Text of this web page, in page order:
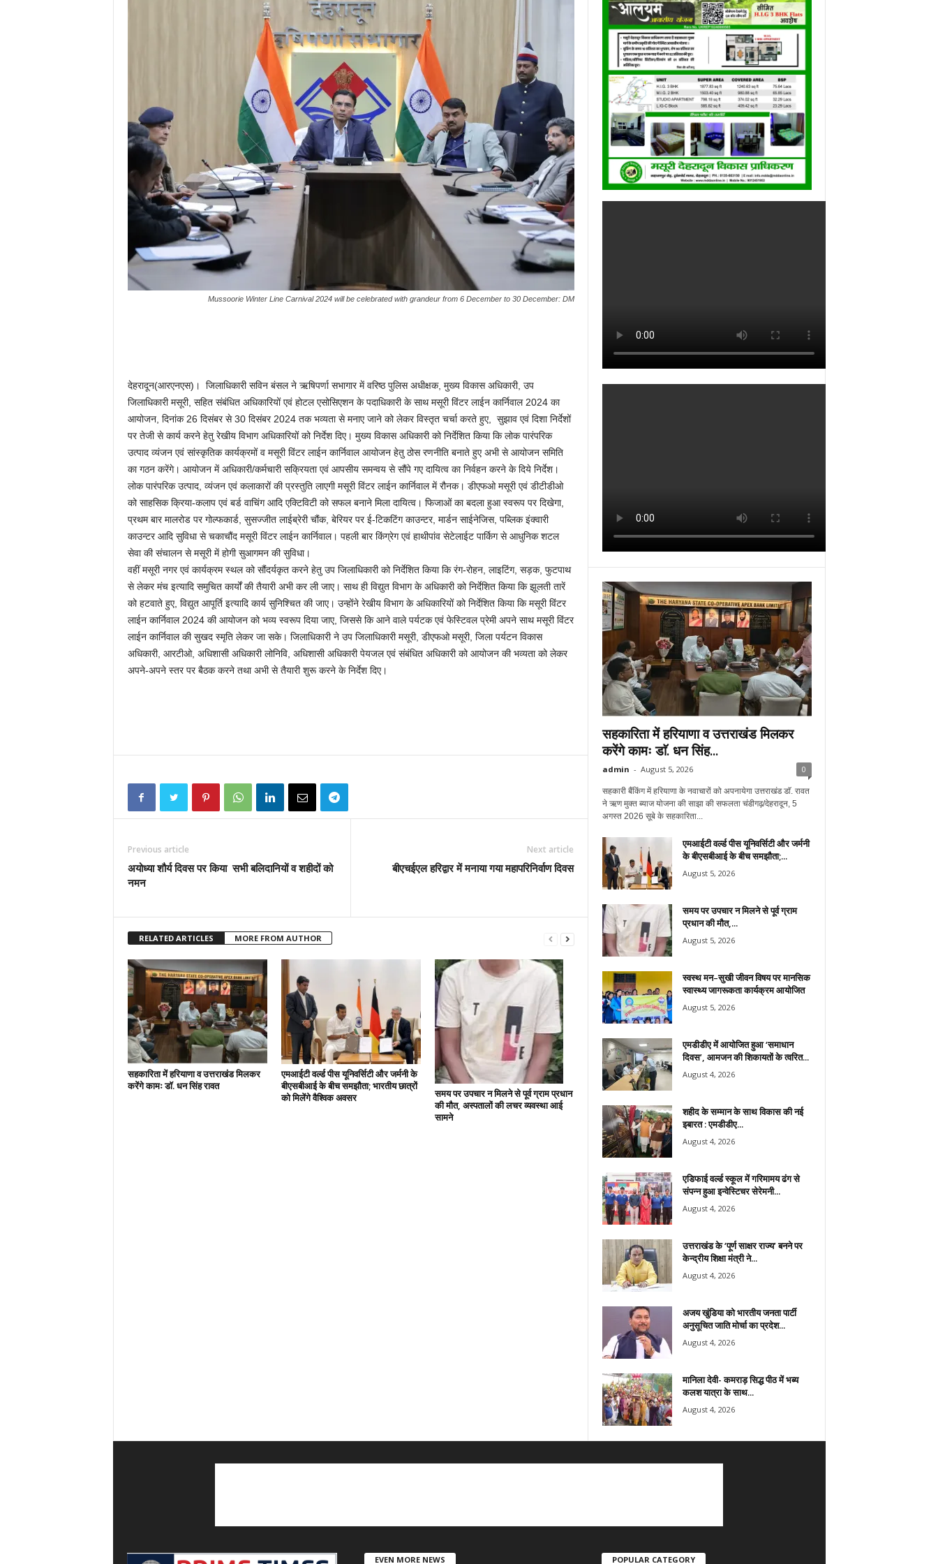
Mussoorie Winter Line Carnival 2024 will be celebrated with grandeur from 6 December to 30 December: DM
देहरादून(आरएनएस)। जिलाधिकारी सविन बंसल ने ऋषिपर्णा सभागार में वरिष्ठ पुलिस अधीक्षक, मुख्य विकास अधिकारी, उप
जिलाधिकारी मसूरी, सहित संबंधित अधिकारियों एवं होटल एसोसिएशन के पदाधिकारी के साथ मसूरी विंटर लाईन कार्निवाल 2024 का
आयोजन, दिनांक 26 दिसंबर से 30 दिसंबर 2024 तक भव्यता से मनाए जाने को लेकर विस्तृत चर्चा करते हुए, सुझाव एवं दिशा निर्देशों
पर तेजी से कार्य करने हेतु रेखीय विभाग अधिकारियों को निर्देश दिए। मुख्य विकास अधिकारी को निर्देशित किया कि लोक पारंपरिक
उत्पाद व्यंजन एवं सांस्कृतिक कार्यक्रमों व मसूरी विंटर लाईन कार्निवाल आयोजन हेतु ठोस रणनीति बनाते हुए अभी से आयोजन समिति
का गठन करेंगे। आयोजन में अधिकारी/कर्मचारी सक्रियता एवं आपसीय समन्वय से सौंपे गए दायित्व का निर्वहन करने के दिये निर्देश।
लोक पारंपरिक उत्पाद, व्यंजन एवं कलाकारों की प्रस्तुति लाएगी मसूरी विंटर लाईन कार्निवाल में रौनक। डीएफओ मसूरी एवं डीटीडीओ
को साहसिक क्रिया-कलाप एवं बर्ड वाचिंग आदि एक्टिविटी को सफल बनाने मिला दायित्व। फिजाओं का बदला हुआ स्वरूप पर दिखेगा,
प्रथम बार मालरोड पर गोल्फकार्ड, सुसज्जीत लाईब्रेरी चौंक, बेरियर पर ई-टिकटिंग काउन्टर, मार्डन साईनेजिस, पब्लिक इंक्वारी
काउन्टर आदि सुविधा से चकाचौंद मसूरी विंटर लाईन कार्निवाल। पहली बार किंग्रेग एवं हाथीपांव सेटेलाईट पार्किग से आधुनिक शटल
सेवा की संचालन से मसूरी में होगी सुआगमन की सुविधा।
वहीं मसूरी नगर एवं कार्यक्रम स्थल को सौंदर्यकृत करने हेतु उप जिलाधिकारी को निर्देशित किया कि रंग-रोहन, लाइटिंग, सड़क, फुटपाथ
से लेकर मंच इत्यादि समुचित कार्यों की तैयारी अभी कर ली जाए। साथ ही विद्युत विभाग के अधिकारी को निर्देशित किया कि झूलती तारें
को हटवाते हुए, विद्युत आपूर्ति इत्यादि कार्य सुनिश्चित की जाए। उन्होंने रेखीय विभाग के अधिकारियों को निर्देशित किया कि मसूरी विंटर
लाईन कार्निवाल 2024 की आयोजन को भव्य स्वरूप दिया जाए, जिससे कि आने वाले पर्यटक एवं फेस्टिवल प्रेमी अपने साथ मसूरी विंटर
लाईन कार्निवाल की सुखद स्मृति लेकर जा सके। जिलाधिकारी ने उप जिलाधिकारी मसूरी, डीएफओ मसूरी, जिला पर्यटन विकास
अधिकारी, आरटीओ, अधिशासी अधिकारी लोनिवि, अधिशासी अधिकारी पेयजल एवं संबंधित अधिकारी को आयोजन की भव्यता को लेकर
अपने-अपने स्तर पर बैठक करने तथा अभी से तैयारी शुरू करने के निर्देश दिए।
Previous article
अयोध्या शौर्य दिवस पर किया सभी बलिदानियों व शहीदों को
नमन
Next article
बीएचईएल हरिद्वार में मनाया गया महापरिनिर्वाण दिवस
RELATED ARTICLES MORE FROM AUTHOR
सहकारिता में हरियाणा व उत्तराखंड मिलकर
करेंगे कामः डाॅ. धन सिंह रावत
एमआईटी वर्ल्ड पीस यूनिवर्सिटी और जर्मनी के
बीएसबीआई के बीच समझौता; भारतीय छात्रों
को मिलेंगे वैश्विक अवसर
समय पर उपचार न मिलने से पूर्व ग्राम प्रधान
की मौत, अस्पतालों की लचर व्यवस्था आई
सामने
सहकारिता में हरियाणा व उत्तराखंड मिलकर
करेंगे कामः डाॅ. धन सिंह...
admin - August 5, 2026 0
सहकारी बैंकिंग में हरियाणा के नवाचारों को अपनायेगा उत्तराखंड डाॅ. रावत
ने ऋण मुक्त ब्याज योजना की साझा की सफलता चंडीगढ़/देहरादून, 5
अगस्त 2026 सूबे के सहकारिता...
एमआईटी वर्ल्ड पीस यूनिवर्सिटी और जर्मनी
के बीएसबीआई के बीच समझौता;...
August 5, 2026
समय पर उपचार न मिलने से पूर्व ग्राम
प्रधान की मौत,...
August 5, 2026
स्वस्थ मन–सुखी जीवन विषय पर मानसिक
स्वास्थ्य जागरूकता कार्यक्रम आयोजित
August 5, 2026
एमडीडीए में आयोजित हुआ ‘समाधान
दिवस’, आमजन की शिकायतों के त्वरित...
August 4, 2026
शहीद के सम्मान के साथ विकास की नई
इबारत : एमडीडीए...
August 4, 2026
एडिफाई वर्ल्ड स्कूल में गरिमामय ढंग से
संपन्न हुआ इन्वेस्टिचर सेरेमनी...
August 4, 2026
उत्तराखंड के ‘पूर्ण साक्षर राज्य’ बनने पर
केन्द्रीय शिक्षा मंत्री ने...
August 4, 2026
अजय खुंडिया को भारतीय जनता पार्टी
अनुसूचित जाति मोर्चा का प्रदेश...
August 4, 2026
मानिला देवी- कमराड़ सिद्ध पीठ में भब्य
कलश यात्रा के साथ...
August 4, 2026
EVEN MORE NEWS POPULAR CATEGORY